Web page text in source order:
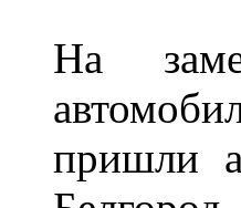
На
пришли